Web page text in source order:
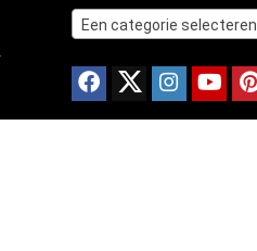
Een categorie selecteren